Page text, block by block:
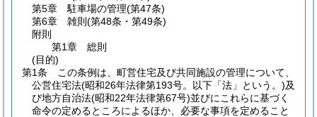
第5章
駐車場の管理(第47条)
第6章
雑則 (第48条・第49条)
附則
第1章
総則
(目的)
第1条
この条例は、町営住宅及び共同施設の管理について、
公営住宅法(昭和26年法律第193号。以下「法」という。)及
び地方自治法(昭和22年法律第67号)並びにこれらに基づく
命令の定めるところによるほか、必要な事項を定めること